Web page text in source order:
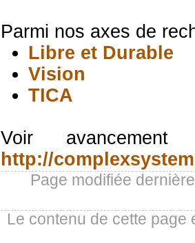
Parmi nos axes de
Libre et Durable
Vision
TICA
Voir
http://
Page modifiée
Le contenu de cette